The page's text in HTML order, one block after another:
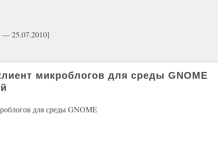
25.07.2010]
микроблогов для среды GNOME
для среды GNOME